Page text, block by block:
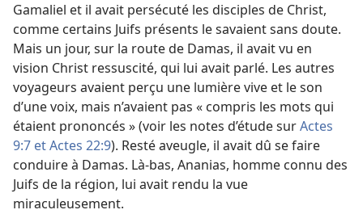
Gamaliel et il avait persécuté les disciples de Christ,
comme certains Juifs présents le savaient sans doute.
Mais un jour, sur la route de Damas, il avait vu en
vision Christ ressuscité, qui lui avait parlé. Les autres
voyageurs avaient perçu une lumière vive et le son
d’une voix, mais n’avaient pas « compris les mots qui
étaient prononcés » (voir les notes d’étude surActes
9:7 etActes 22:9). Resté aveugle, il avait dû se faire
conduire à Damas. Là-bas, Ananias, homme connu des
Juifs de la région, lui avait rendu la vue
miraculeusement.